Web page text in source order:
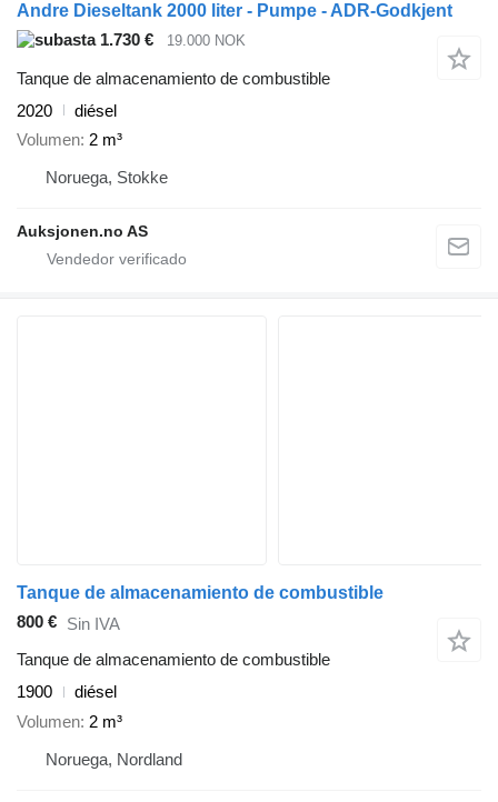
Andre Dieseltank 2000 liter - Pumpe - ADR-Godkjent
1.730 €
19.000 NOK
Tanque de almacenamiento de combustible
2020
diésel
Volumen 2 m³
Noruega, Stokke
Auksjonen.no AS
Tanque de almacenamiento de combustible
800 € Sin IVA
Tanque de almacenamiento de combustible
1900
diésel
Volumen 2 m³
Noruega, Nordland